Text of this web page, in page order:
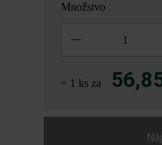
Množstvo
= 1 ks za